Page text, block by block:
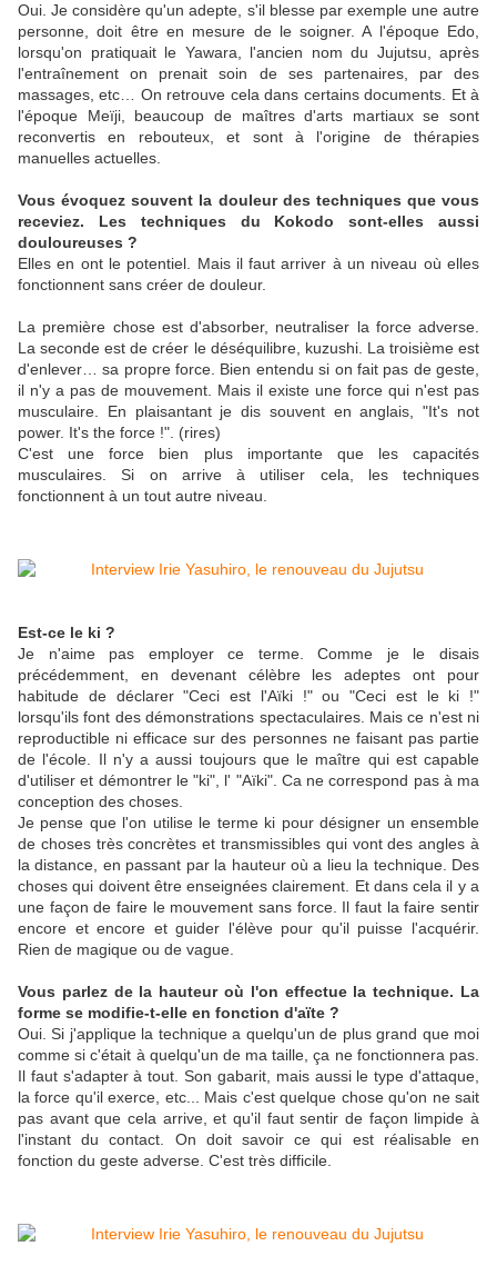
Oui. Je considère qu'un adepte, s'il blesse par exemple une autre
personne, doit être en mesure de le soigner. A l'époque Edo,
lorsqu'on pratiquait le Yawara, l'ancien nom du Jujutsu, après
l'entraînement on prenait soin de ses partenaires, par des
massages, etc… On retrouve cela dans certains documents. Et à
l'époque Meïji, beaucoup de maîtres d'arts martiaux se sont
reconvertis en rebouteux, et sont à l'origine de thérapies
manuelles actuelles.
Vous évoquez souvent la douleur des techniques que vous
receviez. Les techniques du Kokodo sont-elles aussi
douloureuses ?
Elles en ont le potentiel. Mais il faut arriver à un niveau où elles
fonctionnent sans créer de douleur.
La première chose est d'absorber, neutraliser la force adverse.
La seconde est de créer le déséquilibre, kuzushi. La troisième est
d'enlever… sa propre force. Bien entendu si on fait pas de geste,
il n'y a pas de mouvement. Mais il existe une force qui n'est pas
musculaire. En plaisantant je dis souvent en anglais, "It's not
power. It's the force !". (rires)
C'est une force bien plus importante que les capacités
musculaires. Si on arrive à utiliser cela, les techniques
fonctionnent à un tout autre niveau.
Est-ce le ki ?
Je n'aime pas employer ce terme. Comme je le disais
précédemment, en devenant célèbre les adeptes ont pour
habitude de déclarer "Ceci est l'Aïki !" ou "Ceci est le ki !"
lorsqu'ils font des démonstrations spectaculaires. Mais ce n'est ni
reproductible ni efficace sur des personnes ne faisant pas partie
de l'école. Il n'y a aussi toujours que le maître qui est capable
d'utiliser et démontrer le "ki", l' "Aïki". Ca ne correspond pas à ma
conception des choses.
Je pense que l'on utilise le terme ki pour désigner un ensemble
de choses très concrètes et transmissibles qui vont des angles à
la distance, en passant par la hauteur où a lieu la technique. Des
choses qui doivent être enseignées clairement. Et dans cela il y a
une façon de faire le mouvement sans force. Il faut la faire sentir
encore et encore et guider l'élève pour qu'il puisse l'acquérir.
Rien de magique ou de vague.
Vous parlez de la hauteur où l'on effectue la technique. La
forme se modifie-t-elle en fonction d'aïte ?
Oui. Si j'applique la technique a quelqu'un de plus grand que moi
comme si c'était à quelqu'un de ma taille, ça ne fonctionnera pas.
Il faut s'adapter à tout. Son gabarit, mais aussi le type d'attaque,
la force qu'il exerce, etc... Mais c'est quelque chose qu'on ne sait
pas avant que cela arrive, et qu'il faut sentir de façon limpide à
l'instant du contact. On doit savoir ce qui est réalisable en
fonction du geste adverse. C'est très difficile.